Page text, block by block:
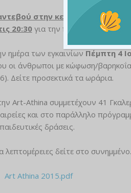
στην κεντρική είσοδο
20:30 για την παραλαβή των
ημέρα των εγκαινίων Πέμπτη 4
οι άνθρωποι με κώφωση/
Δείτε προσεκτικά τα ωράρια.
Art-Athina συμμετέχουν 41
και στο παράλληλο
δράσεις.
λεπτομέρειες δείτε στο συνημμένο.
Art Athina 2015.pdf